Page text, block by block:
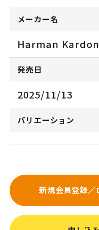
メーカー名
Harman Kardon
発売日
2025/11/13
バリエーション
新規会員登録